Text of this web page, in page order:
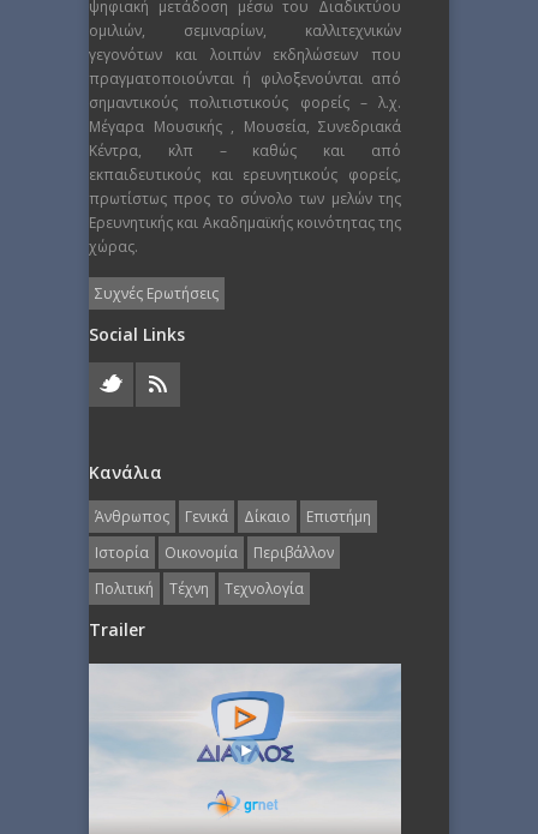
ψηφιακή μετάδοση μέσω του Διαδικτύου
ομιλιών, σεμιναρίων, καλλιτεχνικών
γεγονότων και λοιπών εκδηλώσεων που
πραγματοποιούνται ή φιλοξενούνται από
σημαντικούς πολιτιστικούς φορείς – λ.χ.
Μέγαρα Μουσικής , Μουσεία, Συνεδριακά
Κέντρα, κλπ – καθώς και από
εκπαιδευτικούς και ερευνητικούς φορείς,
πρωτίστως προς το σύνολο των μελών της
Ερευνητικής και Ακαδημαϊκής κοινότητας της
χώρας.
Συχνές Ερωτήσεις
Social Links
Κανάλια
Άνθρωπος Γενικά Δίκαιο
Επιστήμη
Ιστορία
Οικονομία
Περιβάλλον
Πολιτική
Τέχνη Τεχνολογία
Trailer